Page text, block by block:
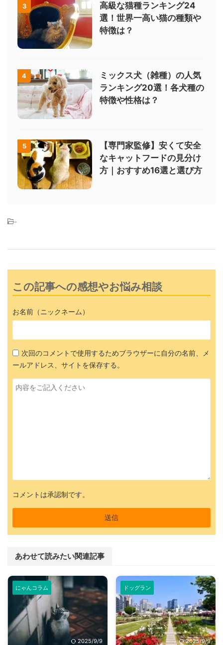
3
高級な猫種ランキング24
選！世界一高い猫の種類や
特徴は？
4
ミックス犬（雑種）の人気
ランキング20選！各犬種の
特徴や性格は？
5
【専門家監修】安くて安全
なキャットフードの見分け
方｜おすすめ16選と選び方
-
この記事への感想やお悩み相談
お名前（ニックネーム）
次回のコメントで使用するためブラウザーに自分の名前、メ
ールアドレス、サイトを保存する。
コメントは承認制です。
あわせて読みたい関連記事
にゃんコラム
2025/9/9
ドッグラン
2025/9/9